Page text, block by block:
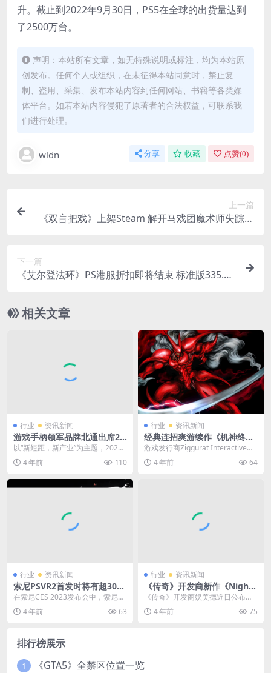
升。截止到2022年9月30日，PS5在全球的出货量达到
了2500万台。
声明：本站所有文章，如无特殊说明或标注，均为本站原
创发布。任何个人或组织，在未征得本站同意时，禁止复
制、盗用、采集、发布本站内容到任何网站、书籍等各类媒
体平台。如若本站内容侵犯了原著者的合法权益，可联系我
们进行处理。
wldn 分享 收藏 点赞(0)
上一篇
《双盲把戏》上架Steam 解开马戏团魔术师失踪之
下一篇
《艾尔登法环》PS港服折扣即将结束 标准版335.3
相关文章
行业 资讯新闻
游戏手柄领军品牌北通出席20
22星闪联盟产业峰会
以“新短距，新产业”为主题，2022
星闪联盟产业峰会近期在深圳顺利
召开。 品众电...
4 年前 110
行业 资讯新闻
经典连招爽游续作《机神终结
者X》发布新预告
游戏发行商Ziggurat Interactive近
日公开了街机风格动作格斗游戏...
4 年前 64
行业 资讯新闻
索尼PSVR2首发时将有超30款
游戏 《GT7》获得免费升级
在索尼CES 2023发布会中，索尼互
动娱乐总裁吉姆·莱恩宣布，PSVR2
在2月...
4 年前 63
行业 资讯新闻
《传奇》开发商新作《NightC
rows》首曝 虚幻5打造
《传奇》开发商娱美德近日公布了
一款MMORPG新作《Night Crow
s》，该...
4 年前 75
排行榜展示
1 《GTA5》全禁区位置一览